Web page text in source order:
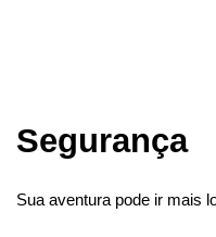
Segurança
Sua aventura pode ir mais